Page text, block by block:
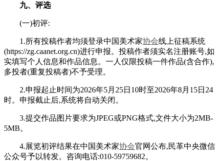
九、评选
(一)初评:
1.所有投稿作者均须登录中国美术家协会线上征稿系统
(https://zg.caanet.org.cn)进行申报。投稿作者须实名注册账号,如
实填写个人信息和作品信息。一人仅限投稿一件作品(含合作),
多投者(重复投稿者)不予受理。
2.申报起止时间为2026年5月25日10时至2026年8月15日24
时。申报截止后,系统将自动关闭。
3.提交作品图片要求为JPEG或PNG格式,文件大小为2MB-
5MB。
4.展览初评结果在中国美术家协会官网公布,民革中央微信
公众号予以转发。咨询电话:010-59759682。